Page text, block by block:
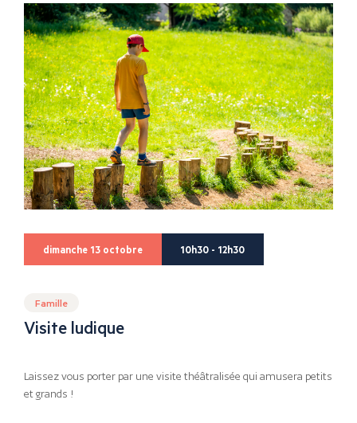
dimanche 13 octobre 10h30 - 12h30
Famille
Visite ludique
Laissez vous porter par une visite théâtralisée qui amusera petits
et grands !